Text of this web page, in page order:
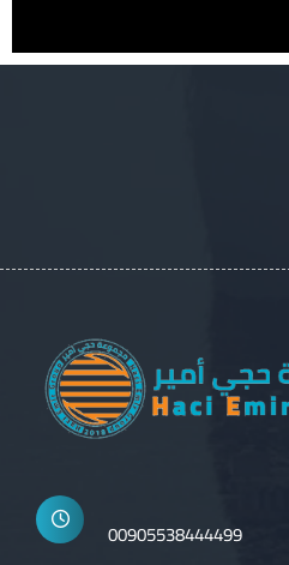
00905538444499